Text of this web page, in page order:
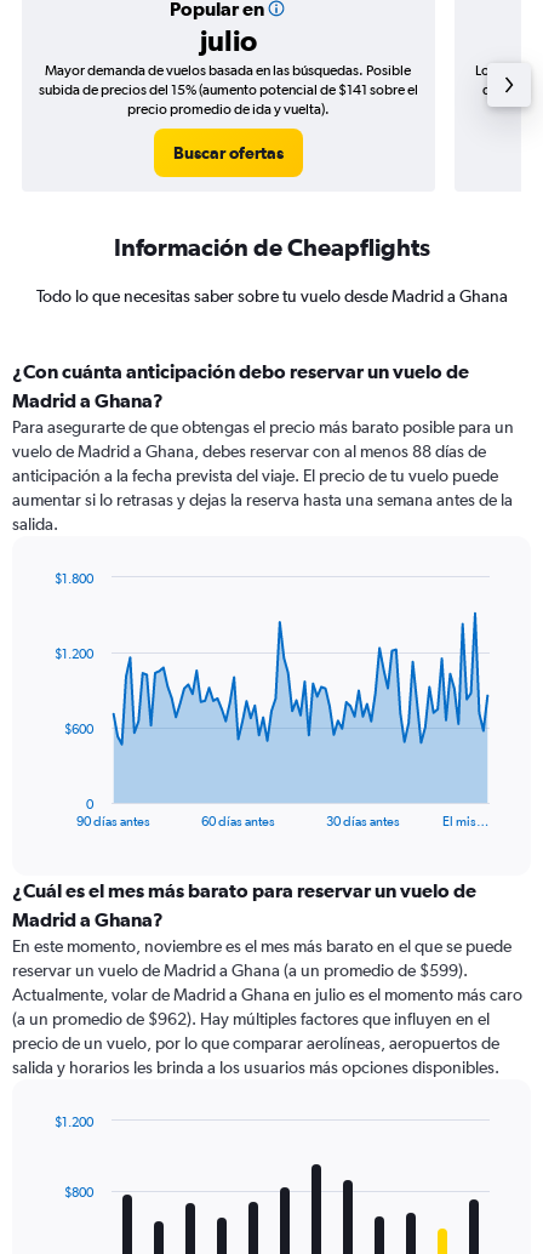
Popular en
julio
Mayor demanda de vuelos basada en las búsquedas. Posible
subida de precios del 15% (aumento potencial de $141 sobre el
precio promedio de ida y vuelta).
Buscar ofertas
Los
de
Información de Cheapflights
Todo lo que necesitas saber sobre tu vuelo desde Madrid a Ghana
¿Con cuánta anticipación debo reservar un vuelo de
Madrid a Ghana?
Para asegurarte de que obtengas el precio más barato posible para un
vuelo de Madrid a Ghana, debes reservar con al menos 88 días de
anticipación a la fecha prevista del viaje. El precio de tu vuelo puede
aumentar si lo retrasas y dejas la reserva hasta una semana antes de la
salida.
data
The
categories.
Range:
categories.
The
chart
has
1
Y
displaying
90 días antes 60 días antes 30 días antes El mis…
0
$600
$1.200
$1.800
¿Cuál es el mes más barato para reservar un vuelo de
Madrid a Ghana?
En este momento, noviembre es el mes más barato en el que se puede
reservar un vuelo de Madrid a Ghana (a un promedio de $599).
Actualmente, volar de Madrid a Ghana en julio es el momento más caro
(a un promedio de $962). Hay múltiples factores que influyen en el
precio de un vuelo, por lo que comparar aerolíneas, aeropuertos de
salida y horarios les brinda a los usuarios más opciones disponibles.
with
$800
$1.200